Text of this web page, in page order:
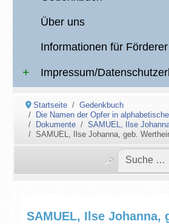
Über uns
Informationen für Förderer
Impressum/
Startseite
Gedenkbuch
Die Namen der Opfer in
Dokumente
SAMUEL, Ilse
SAMUEL, Ilse Johanna, geb.
SAMUEL, Ilse Johanna,